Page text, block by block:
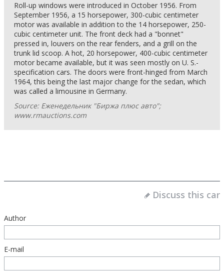
Roll-up windows were introduced in October 1956. From
September 1956, a 15 horsepower, 300-cubic centimeter
motor was available in addition to the 14 horsepower, 250-
cubic centimeter unit. The front deck had a "bonnet"
pressed in, louvers on the rear fenders, and a grill on the
trunk lid scoop. A hot, 20 horsepower, 400-cubic centimeter
motor became available, but it was seen mostly on U. S.-
specification cars. The doors were front-hinged from March
1964, this being the last major change for the sedan, which
was called a limousine in Germany.
Source: Еженедельник "Биржа плюс авто";
www.rmauctions.com
Discuss this car
Author
E-mail